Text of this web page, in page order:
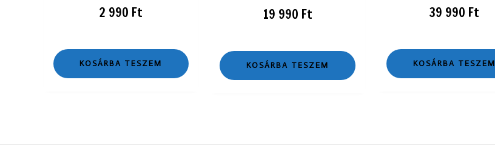
2 990 Ft
KOSÁRBA TESZEM
19 990 Ft
KOSÁRBA TESZEM
39 990 Ft
KOSÁRBA TESZEM